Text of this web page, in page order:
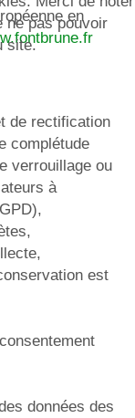
en
de rectification
complétude
verrouillage ou
à
est
données des
ne pas pouvoir
site.